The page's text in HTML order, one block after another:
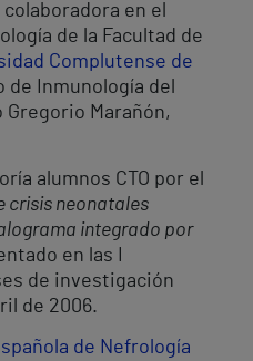
en el
de la Facultad de
Complutense de
de Inmunología del
Marañón,
alumnos CTO por el
crisis neonatales
integrado por
en las I
de investigación
de 2006.
de Nefrología